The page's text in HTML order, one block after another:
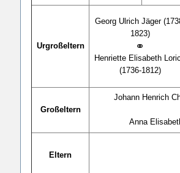
Urgroßeltern
Georg Ulrich Jäger
1823)
⚭
Henriette Elisabeth
(1736-1812)
Großeltern
Johann Henrich
Anna
Eltern